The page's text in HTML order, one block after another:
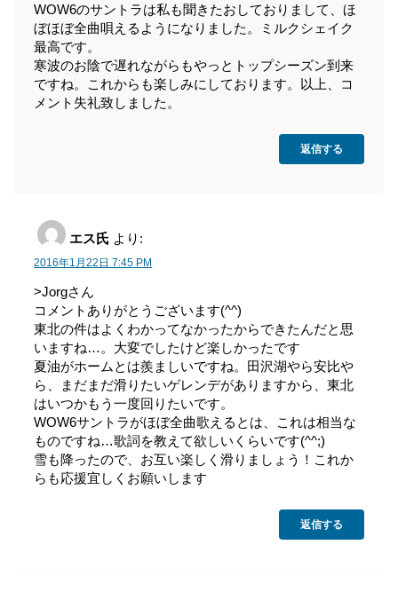
WOW6のサントラは私も聞きたおしておりまして、ほ
ぼほぼ全曲唄えるようになりました。ミルクシェイク
最高です。
寒波のお陰で遅れながらもやっとトップシーズン到来
ですね。これからも楽しみにしております。以上、コ
メント失礼致しました。
返信する
エス氏 より:
2016年1月22日 7:45 PM
>Jorgさん
コメントありがとうございます(^^)
東北の件はよくわかってなかったからできたんだと思
いますね…。大変でしたけど楽しかったです
夏油がホームとは羨ましいですね。田沢湖やら安比や
ら、まだまだ滑りたいゲレンデがありますから、東北
はいつかもう一度回りたいです。
WOW6サントラがほぼ全曲歌えるとは、これは相当な
ものですね…歌詞を教えて欲しいくらいです(^^;)
雪も降ったので、お互い楽しく滑りましょう！これか
らも応援宜しくお願いします
返信する